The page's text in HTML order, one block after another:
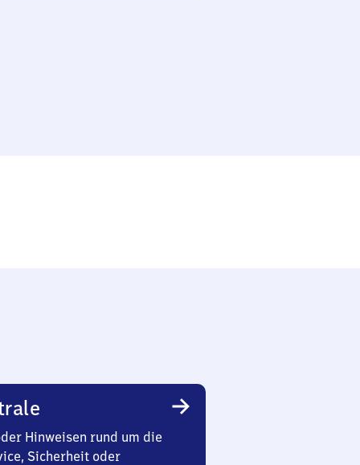
Hinweisen rund um die
Sicherheit oder